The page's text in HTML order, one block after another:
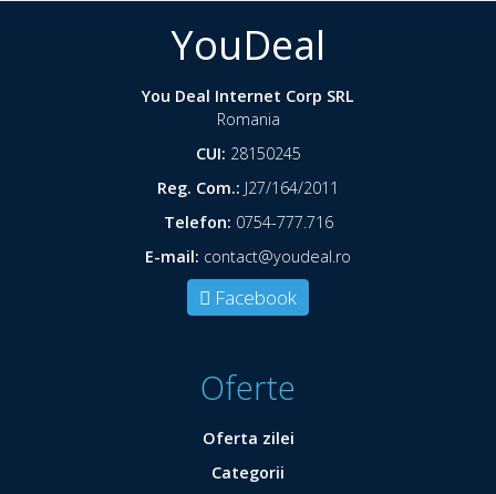
YouDeal
You Deal Internet Corp SRL
Romania
CUI: 28150245
Reg. Com.: J27/164/2011
Telefon: 0754-777.716
E-mail: contact@youdeal.ro
Facebook
Oferte
Oferta zilei
Categorii